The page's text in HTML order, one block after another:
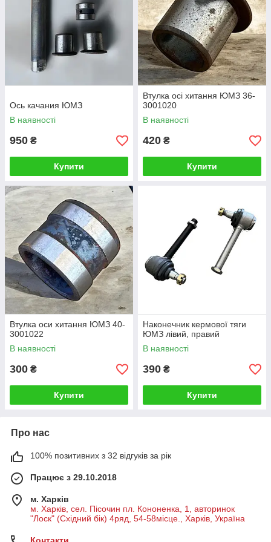
Ось качания ЮМЗ
В наявності
950 ₴
Купити
Втулка осі хитання ЮМЗ 36-
3001020
В наявності
420 ₴
Купити
Втулка оси хитання ЮМЗ 40-
3001022
В наявності
300 ₴
Купити
Наконечник кермової тяги
ЮМЗ лівий, правий
В наявності
390 ₴
Купити
Про нас
100% позитивних з 32 відгуків за рік
Працює з 29.10.2018
м. Харків
м. Харків, сел. Пісочин пл. Кононенка, 1, авторинок
"Лоск" (Східний бік) 4ряд, 54-58місце., Харків, Україна